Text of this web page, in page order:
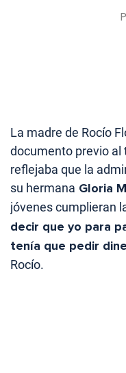
La madre de Rocío
documento previo al
reflejaba que la
su hermana Gloria
jóvenes cumplieran
decir que yo para
tenía que pedir
Rocío.